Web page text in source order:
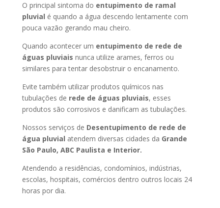
O principal sintoma do entupimento de ramal
pluvial é quando a água descendo lentamente com
pouca vazão gerando mau cheiro.
Quando acontecer um entupimento de rede de
águas pluviais nunca utilize arames, ferros ou
similares para tentar desobstruir o encanamento.
Evite também utilizar produtos químicos nas
tubulações de rede de águas pluviais, esses
produtos são corrosivos e danificam as tubulações.
Nossos serviços de Desentupimento de rede de
água pluvial atendem diversas cidades da Grande
São Paulo, ABC Paulista e Interior.
Atendendo a residências, condomínios, indústrias,
escolas, hospitais, comércios dentro outros locais 24
horas por dia.